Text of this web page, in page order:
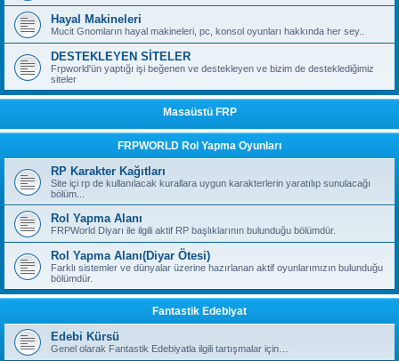
Hayal Makineleri
Mucit Gnomların hayal makineleri, pc, konsol oyunları hakkında her sey..
DESTEKLEYEN SİTELER
Frpworld'ün yaptığı işi beğenen ve destekleyen ve bizim de desteklediğimiz
siteler
Masaüstü FRP
FRPWORLD Rol Yapma Oyunları
RP Karakter Kağıtları
Site içi rp de kullanılacak kurallara uygun karakterlerin yaratılıp sunulacağı
bölüm...
Rol Yapma Alanı
FRPWorld Diyarı ile ilgili aktif RP başlıklarının bulunduğu bölümdür.
Rol Yapma Alanı(Diyar Ötesi)
Farklı sistemler ve dünyalar üzerine hazırlanan aktif oyunlarımızın bulunduğu
bölümdür.
Fantastik Edebiyat
Edebi Kürsü
Genel olarak Fantastik Edebiyatla ilgili tartışmalar için…